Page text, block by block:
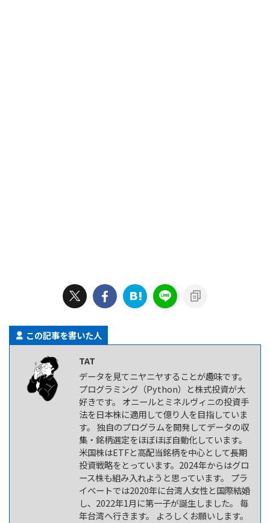
この記事を書いた人
TAT
データを見てニヤニヤすることが趣味です。
プログラミング（Python）と株式投資が大
好きです。 オニールとミネルヴィニの投資手
法を日本株に適用して億り人を目指していま
す。 独自のプログラムを開発してデータの収
集・銘柄選定をほぼほぼ自動化しています。
米国株はETFと高配当銘柄を中心として長期
投資戦略をとっています。2024年からはグロ
ース株も組み入れようと思っています。 プラ
イベートでは2020年に台湾人女性と国際結婚
し、2022年1月に第一子が誕生しました。 毎
年台湾へ行きます。 よろしくお願いします。